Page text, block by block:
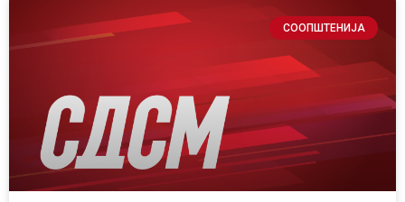
СООПШТЕНИЈА